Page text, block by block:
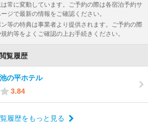
常に変動しています。ご予約の際は各宿泊予約サ
ジで最新の情報をご確認ください。
等の特典は事業者より提供されます。ご予約の際
約等をよくご確認の上お手続きください。
覧履歴
の平ホテル
3.84
履歴をもっと見る